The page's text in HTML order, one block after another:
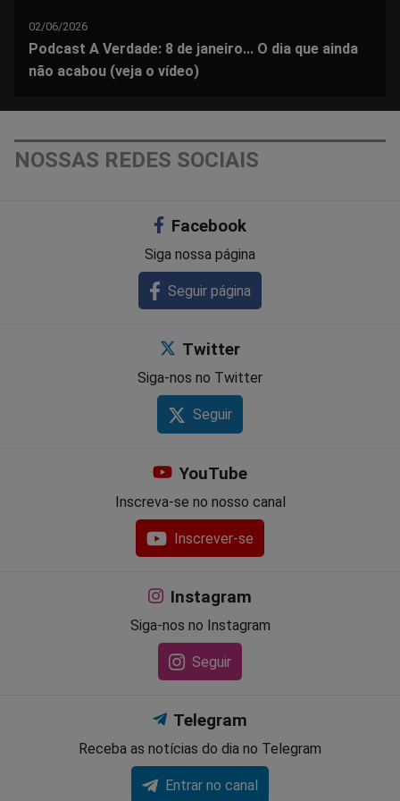
02/06/2026
Podcast A Verdade: 8 de janeiro... O dia que ainda
não acabou (veja o vídeo)
NOSSAS REDES SOCIAIS
Facebook
Siga nossa página
Seguir página
Twitter
Siga-nos no Twitter
Seguir
YouTube
Inscreva-se no nosso canal
Inscrever-se
Instagram
Siga-nos no Instagram
Seguir
Telegram
Receba as notícias do dia no Telegram
Entrar no canal